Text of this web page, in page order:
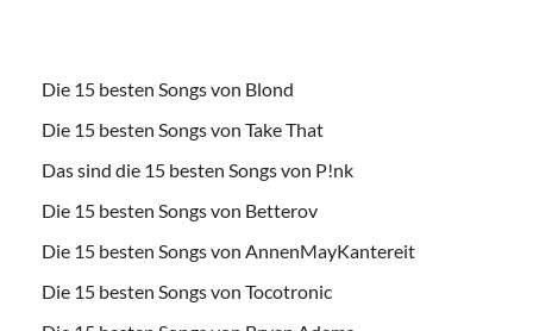
Die 15 besten Songs von Blond
Die 15 besten Songs von Take That
Das sind die 15 besten Songs von P!nk
Die 15 besten Songs von Betterov
Die 15 besten Songs von AnnenMayKantereit
Die 15 besten Songs von Tocotronic